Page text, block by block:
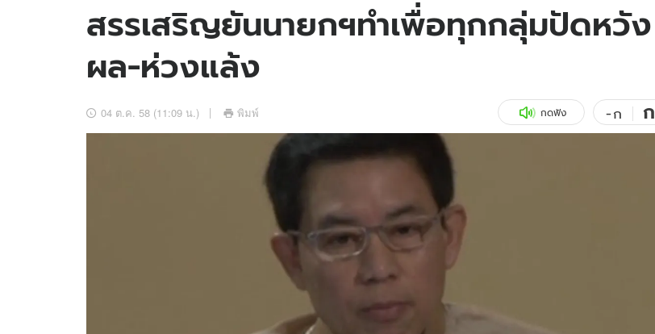
ข่าวบันเทิง
ข่าวกีฬา
ข่าวเศรษฐกิจ
อัปเดตจีน
เช็กข่าวชัวร์
สถิติหวยไทย
วัยรุ่น
สุขภาพ
เที่ยว-กิน
ติดตามสนุกโซเชียลได้ที่
บริษัท อิมเมจ ฟิวเจอร์ (ประเทศไทย) จำกัด
สรรเสริญยันนายกฯทำเพื่อทุกกลุ่มปัดหวัง
ผล-ห่วงแล้ง
04 ต.ค. 58 (11:09 น.) พิมพ์ กดฟัง -ก ก